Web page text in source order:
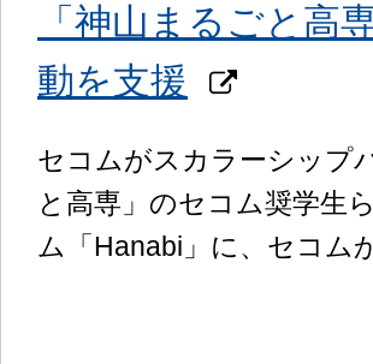
「神山まるごと高
動を支援
セコムがスカラーシップ
と高専」のセコム奨学生
ム「Hanabi」に、セコム